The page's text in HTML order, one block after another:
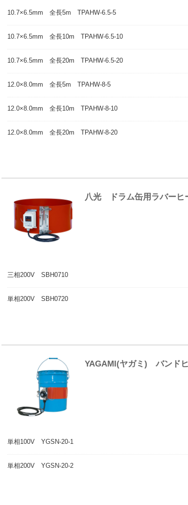
10.7×6.5mm 全長5m TPAHW-6.5-5
10.7×6.5mm 全長10m TPAHW-6.5-10
10.7×6.5mm 全長20m TPAHW-6.5-20
12.0×8.0mm 全長5m TPAHW-8-5
12.0×8.0mm 全長10m TPAHW-8-10
12.0×8.0mm 全長20m TPAHW-8-20
八光 ドラム缶用ラバーヒ
三相200V SBH0710
単相200V SBH0720
YAGAMI(ヤガミ) バンド
単相100V YGSN-20-1
単相200V YGSN-20-2